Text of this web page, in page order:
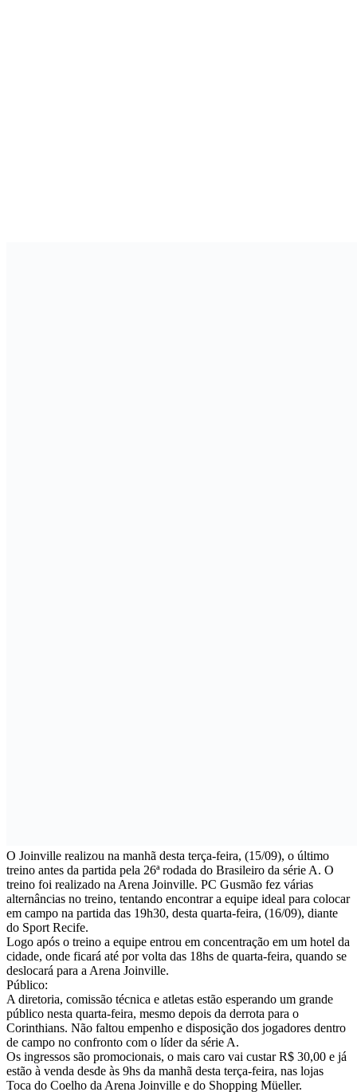
O Joinville realizou na manhã desta terça-feira, (15/09), o último
treino antes da partida pela 26ª rodada do Brasileiro da série A. O
treino foi realizado na Arena Joinville. PC Gusmão fez várias
alternâncias no treino, tentando encontrar a equipe ideal para colocar
em campo na partida das 19h30, desta quarta-feira, (16/09), diante
do Sport Recife.
Logo após o treino a equipe entrou em concentração em um hotel da
cidade, onde ficará até por volta das 18hs de quarta-feira, quando se
deslocará para a Arena Joinville.
Público:
A diretoria, comissão técnica e atletas estão esperando um grande
público nesta quarta-feira, mesmo depois da derrota para o
Corinthians. Não faltou empenho e disposição dos jogadores dentro
de campo no confronto com o líder da série A.
Os ingressos são promocionais, o mais caro vai custar R$ 30,00 e já
estão à venda desde às 9hs da manhã desta terça-feira, nas lojas
Toca do Coelho da Arena Joinville e do Shopping Müeller.